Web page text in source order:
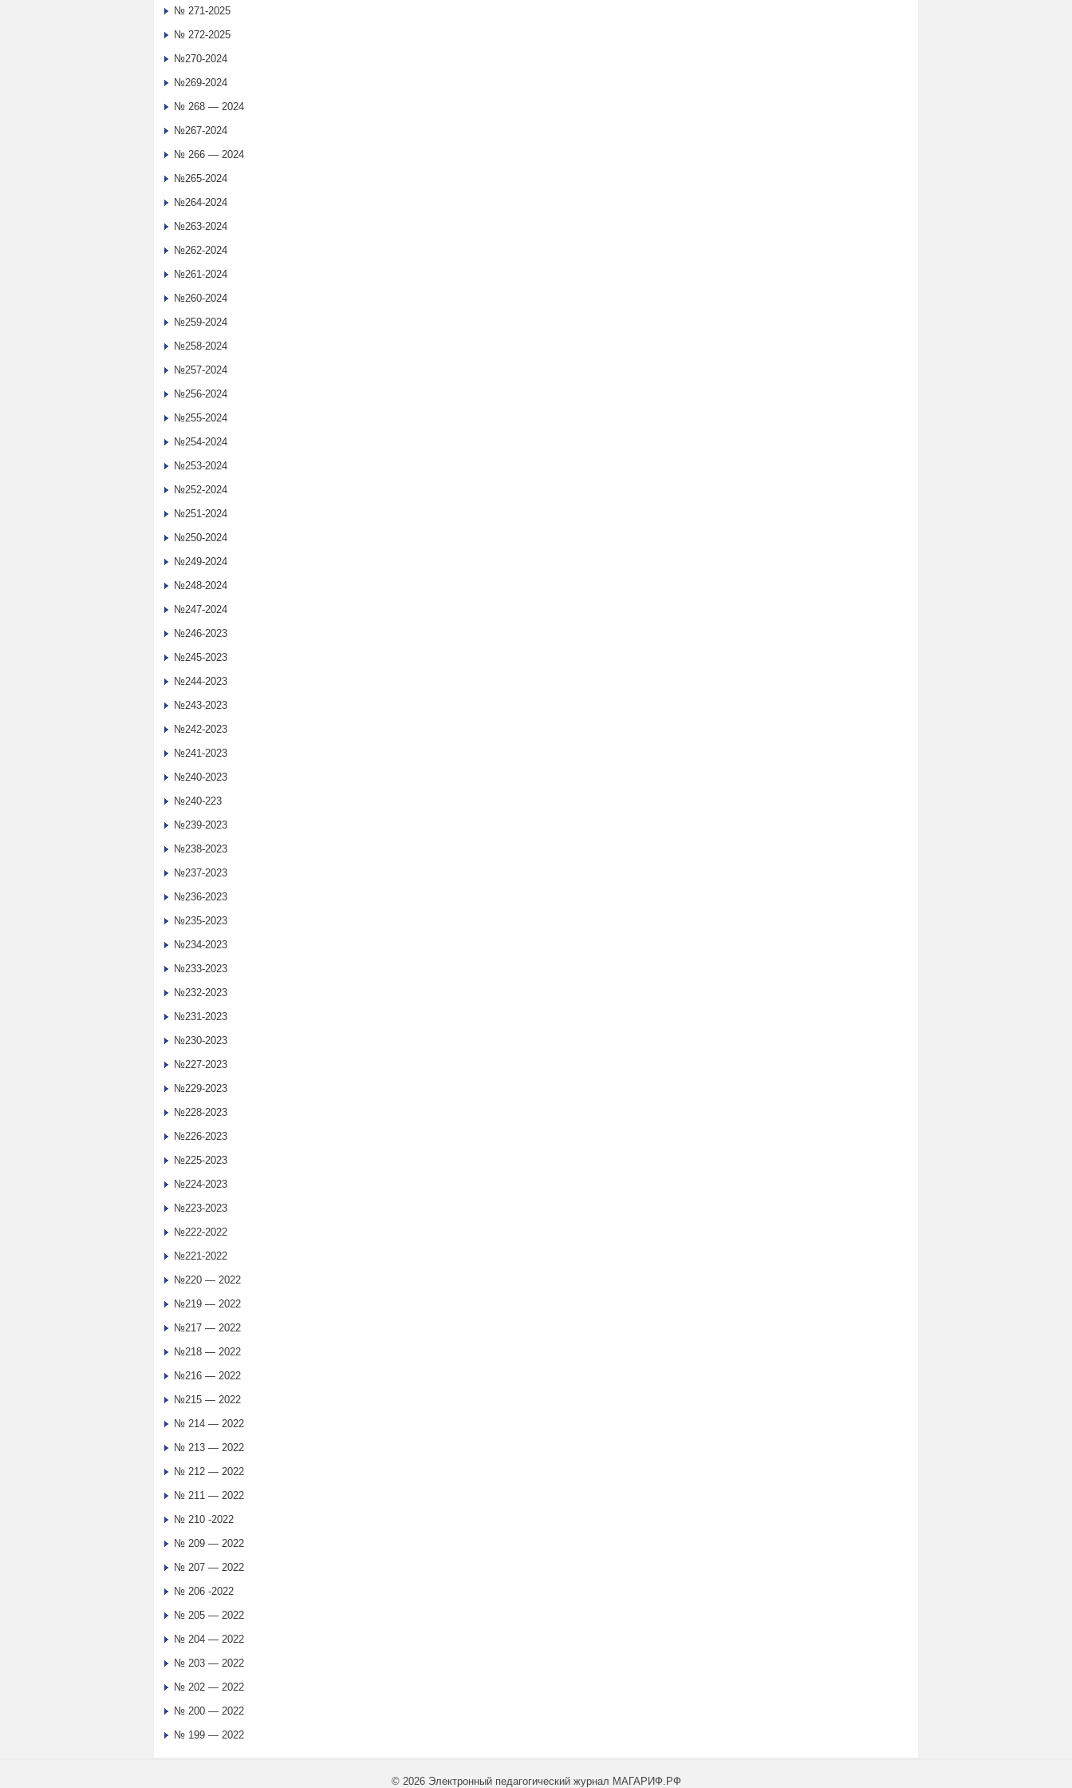
№ 271-2025
№ 272-2025
№270-2024
№269-2024
№ 268 — 2024
№267-2024
№ 266 — 2024
№265-2024
№264-2024
№263-2024
№262-2024
№261-2024
№260-2024
№259-2024
№258-2024
№257-2024
№256-2024
№255-2024
№254-2024
№253-2024
№252-2024
№251-2024
№250-2024
№249-2024
№248-2024
№247-2024
№246-2023
№245-2023
№244-2023
№243-2023
№242-2023
№241-2023
№240-2023
№240-223
№239-2023
№238-2023
№237-2023
№236-2023
№235-2023
№234-2023
№233-2023
№232-2023
№231-2023
№230-2023
№227-2023
№229-2023
№228-2023
№226-2023
№225-2023
№224-2023
№223-2023
№222-2022
№221-2022
№220 — 2022
№219 — 2022
№217 — 2022
№218 — 2022
№216 — 2022
№215 — 2022
№ 214 — 2022
№ 213 — 2022
№ 212 — 2022
№ 211 — 2022
№ 210 -2022
№ 209 — 2022
№ 207 — 2022
№ 206 -2022
№ 205 — 2022
№ 204 — 2022
№ 203 — 2022
№ 202 — 2022
№ 200 — 2022
№ 199 — 2022
© 2026 Электронный педагогический журнал МАГАРИФ.РФ